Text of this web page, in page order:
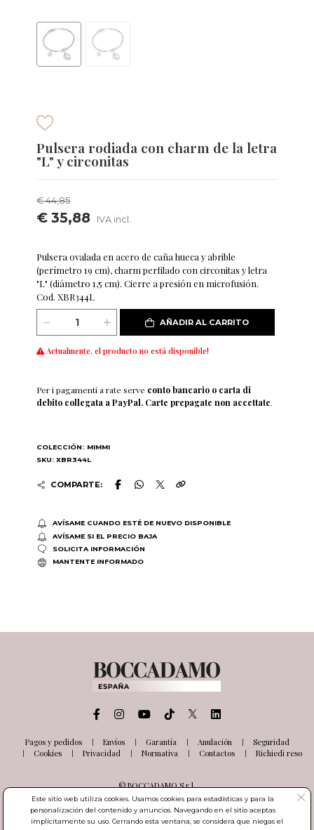
Pulsera rodiada con charm de la letra
"L" y circonitas
€ 44,85
€ 35,88 IVA incl.
Pulsera ovalada en acero de caña hueca y abrible
(perímetro 19 cm), charm perfilado con circonitas y letra
"L" (diámetro 1,5 cm). Cierre a presión en microfusión.
Cod. XBR344L
AÑADIR AL CARRITO
Actualmente, el producto no está disponible!
Per i pagamenti a rate serve conto bancario o carta di
debito collegata a PayPal. Carte prepagate non accettate.
COLECCIÓN: MIMMI
SKU: XBR344L
COMPARTE:
AVÍSAME CUANDO ESTÉ DE NUEVO DISPONIBLE
AVÍSAME SI EL PRECIO BAJA
SOLICITA INFORMACIÓN
MANTENTE INFORMADO
Pagos y pedidos Envíos Garantía Anulación
Seguridad
Cookies
Privacidad Normativa Contactos Richiedi reso
© BOCCADAMO S.r.l.
Via delle Industrie, 26
03100 Frosinone (FR) Italia
Número de IVA IT01985000601
Este sitio web utiliza cookies. Usamos cookies para estadísticas y para la
personalización del contenido y anuncios. Navegando en el sitio aceptas
implícitamente su uso. Cerrando esta ventana, se considera que niegas el